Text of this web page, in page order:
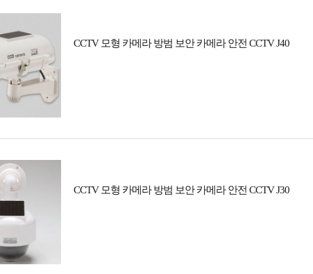
CCTV 모형 카메라 방범 보안 카메라 안전 CCTV J40
CCTV 모형 카메라 방범 보안 카메라 안전 CCTV J30